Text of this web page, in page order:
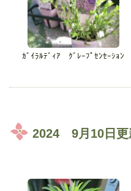
ｶﾞｲﾗﾙﾃﾞｨｱ ｸﾞﾚｰﾌﾟｾﾝｾｰｼｮﾝ
2024 9月10日更